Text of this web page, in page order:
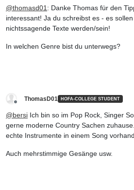
@thomasd01 : Danke Thomas für den
interessant! Ja du schreibst es - es
nichtssagende Texte werden/sein!
In welchen Genre bist du unterwegs?
ThomasD01 HOFA-COLLEGE STUDENT
@bersi Ich bin so im Pop Rock, Singer
gerne moderne Country Sachen
echte Instrumente in einem Song
Auch mehrstimmige Gesänge usw.